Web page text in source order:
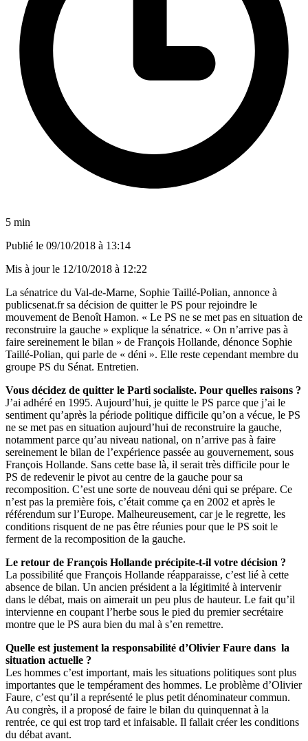
5 min
Publié le 09/10/2018 à 13:14
Mis à jour le 12/10/2018 à 12:22
La sénatrice du Val-de-Marne, Sophie Taillé-Polian, annonce à
publicsenat.fr sa décision de quitter le PS pour rejoindre le
mouvement de Benoît Hamon. « Le PS ne se met pas en situation de
reconstruire la gauche » explique la sénatrice. « On n’arrive pas à
faire sereinement le bilan » de François Hollande, dénonce Sophie
Taillé-Polian, qui parle de « déni ». Elle reste cependant membre du
groupe PS du Sénat. Entretien.
Vous décidez de quitter le Parti socialiste. Pour quelles raisons ?
J’ai adhéré en 1995. Aujourd’hui, je quitte le PS parce que j’ai le
sentiment qu’après la période politique difficile qu’on a vécue, le PS
ne se met pas en situation aujourd’hui de reconstruire la gauche,
notamment parce qu’au niveau national, on n’arrive pas à faire
sereinement le bilan de l’expérience passée au gouvernement, sous
François Hollande. Sans cette base là, il serait très difficile pour le
PS de redevenir le pivot au centre de la gauche pour sa
recomposition. C’est une sorte de nouveau déni qui se prépare. Ce
n’est pas la première fois, c’était comme ça en 2002 et après le
référendum sur l’Europe. Malheureusement, car je le regrette, les
conditions risquent de ne pas être réunies pour que le PS soit le
ferment de la recomposition de la gauche.
Le retour de François Hollande précipite-t-il votre décision ?
La possibilité que François Hollande réapparaisse, c’est lié à cette
absence de bilan. Un ancien président a la légitimité à intervenir
dans le débat, mais on aimerait un peu plus de hauteur. Le fait qu’il
intervienne en coupant l’herbe sous le pied du premier secrétaire
montre que le PS aura bien du mal à s’en remettre.
Quelle est justement la responsabilité d’Olivier Faure dans la
situation actuelle ?
Les hommes c’est important, mais les situations politiques sont plus
importantes que le tempérament des hommes. Le problème d’Olivier
Faure, c’est qu’il a représenté le plus petit dénominateur commun.
Au congrès, il a proposé de faire le bilan du quinquennat à la
rentrée, ce qui est trop tard et infaisable. Il fallait créer les conditions
du débat avant.